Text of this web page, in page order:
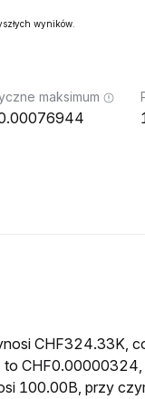
wyników.
maksimum
CHF324.33K,
to
100.00B, przy